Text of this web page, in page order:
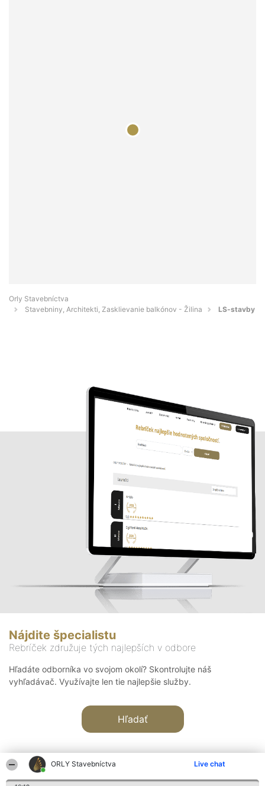
ORLY Stavebníctva Live chat
Orly Stavebníctva
Stavebniny, Architekti, Zasklievanie balkónov - Žilina
LS-stavby
Nájdite špecialistu
Rebríček združuje tých najlepších v odbore
Hľadáte odborníka vo svojom okolí? Skontrolujte náš
vyhľadávač. Využívajte len tie najlepšie služby.
Hľadať